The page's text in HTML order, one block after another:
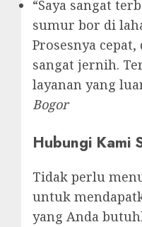
“Saya sangat
sumur bor di
Prosesnya
sangat jernih.
layanan yang
Bogor
Hubungi Kami
Tidak perlu
untuk
yang Anda